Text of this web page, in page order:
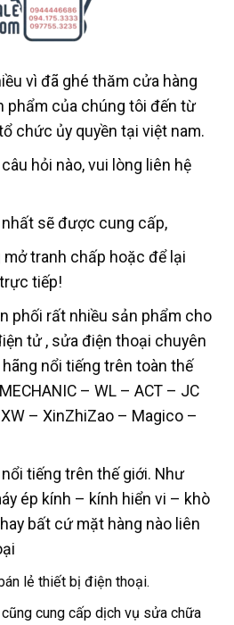
vì đã ghé thăm cửa hàng
phẩm của chúng tôi đến từ
chức ủy quyền tại việt nam.
hỏi nào, vui lòng liên hệ
sẽ được cung cấp,
tranh chấp hoặc để lại
tiếp!
phối rất nhiều sản phẩm cho
tử , sửa điện thoại chuyên
nổi tiếng trên toàn thế
– WL – ACT – JC
– XinZhiZao – Magico –
tiếng trên thế giới. Như
ép kính – kính hiển vi – khò
bất cứ mặt hàng nào liên
lẻ thiết bị điện thoại.
cung cấp dịch vụ sửa chữa